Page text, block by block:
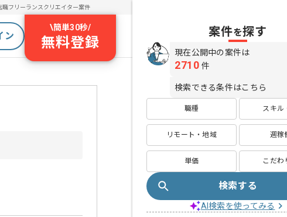
職フリーランスクリエイター案件
ン
\簡単30秒/
無料登録
案件を探す
現在公開中の案件は
2710 件
検索できる条件はこちら
職種 スキル
リモート・地域 週稼
単価 こだわ
検索する
AI検索を使ってみる